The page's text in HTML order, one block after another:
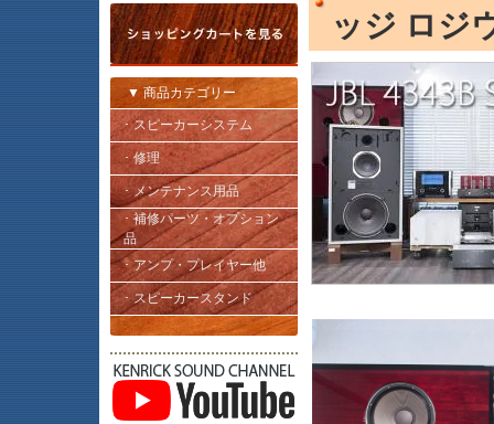
▼ 商品カテゴリー
･ スピーカーシステム
･ 修理
･ メンテナンス用品
･ 補修パーツ・オプション
品
･ アンプ・プレイヤー他
･ スピーカースタンド
ッジ ロジ